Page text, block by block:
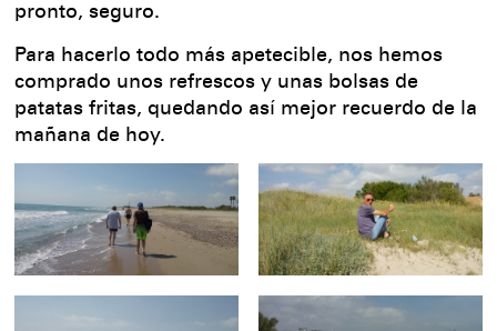
pronto, seguro.
Para hacerlo todo más apetecible, nos hemos
comprado unos refrescos y unas bolsas de
patatas fritas, quedando así mejor recuerdo de la
mañana de hoy.